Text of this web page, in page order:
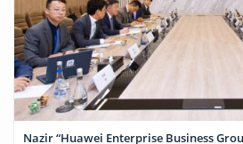
Nazir “Huawei Enterprise Business